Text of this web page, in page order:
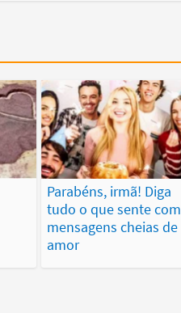
Parabéns, irmã! Diga
tudo o que sente com
mensagens cheias de
amor